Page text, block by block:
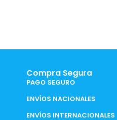
Compra Segura
PAGO SEGURO
ENVÍOS NACIONALES
ENVÍOS INTERNACIONALES